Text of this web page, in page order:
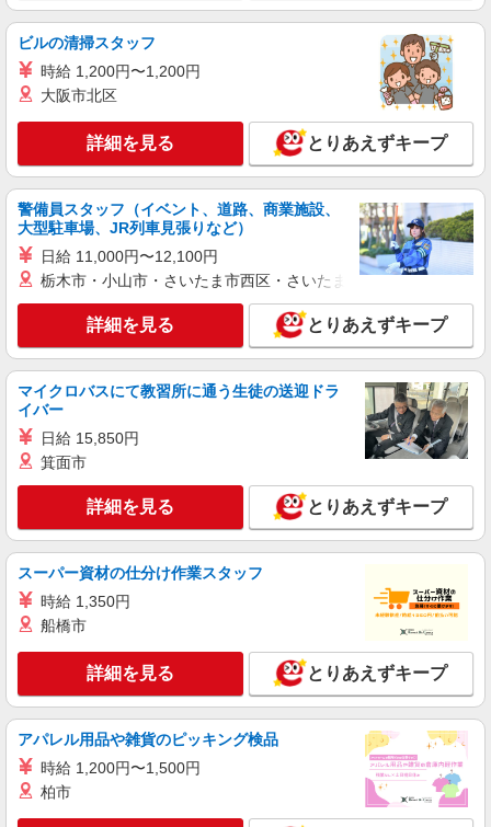
派遣社員
株式会社トラストグロース 新宿本社 第3営業部
介護付き有料老人ホームでの介護士
時給：初任者1450円/実務者1500円/介護福祉士
1550円 ※資格による
埼玉県川越市
キープ 詳細を見る
派遣社員
株式会社kotrio /●SI-H-2075151
障がい者デイで送迎、見守りなど★本川越駅★
運転できる方急募
時給1600円〜2250円 ＜日払い有/週払い有/交
通費全支給(ガソリン代含む)＞
川越市
キープ 詳細を見る
ービス＊川越駅
時給1600円〜2250円 ＜日払い有/週払い有/交
キープ 詳細を見る
派遣社員
株式会社トラストグロース 新宿本社 第3営業部
介護付き有料老人ホームでの介護士
時給：初任者1400円〜1500円/実務者1500円〜
ビルの清掃スタッフ
時給 1,200円〜1,200円
大阪市北区
詳細を見る とりあえずキープ
警備員スタッフ（イベント、道路、商業施設、
大型駐車場、JR列車見張りなど）
日給 11,000円〜12,100円
栃木市・小山市・さいたま市西区・さいたま市岩槻区・久喜市・
詳細を見る とりあえずキープ
マイクロバスにて教習所に通う生徒の送迎ドラ
イバー
日給 15,850円
箕面市
詳細を見る とりあえずキープ
スーパー資材の仕分け作業スタッフ
時給 1,350円
船橋市
詳細を見る とりあえずキープ
アパレル用品や雑貨のピッキング検品
時給 1,200円〜1,500円
柏市